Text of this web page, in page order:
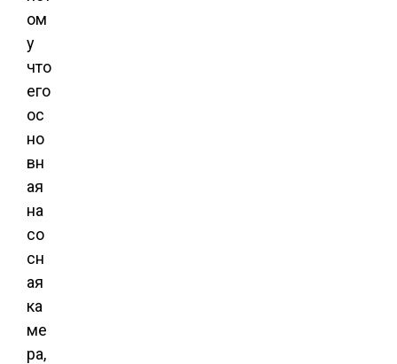
ом
у
что
его
ос
но
вн
ая
на
со
сн
ая
ка
ме
ра,